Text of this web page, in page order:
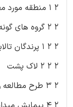
۲ ۱ منطقه مورد مطالعه
۲ ۲ گروه های گونه های و زیستگاه های تالابی ویژه
۲ ۲ ۱ پرندگان تالابی
۲ ۲ ۲ لاک پشت
۲ ۳ طرح مطالعه و انتخاب چشم انداز